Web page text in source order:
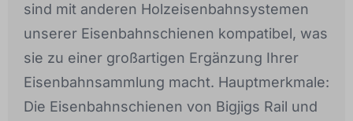
sind mit anderen Holzeisenbahnsystemen
unserer Eisenbahnschienen kompatibel, was
sie zu einer großartigen Ergänzung Ihrer
Eisenbahnsammlung macht. Hauptmerkmale:
Die Eisenbahnschienen von Bigjigs Rail und